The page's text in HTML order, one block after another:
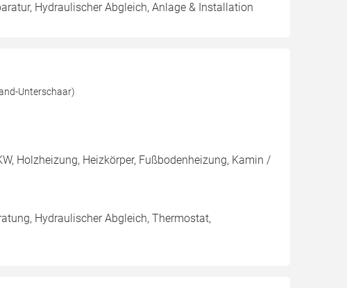
Hydraulischer Abgleich, Anlage & Installation
Unterschaar)
Holzheizung, Heizkörper, Fußbodenheizung, Kamin /
Hydraulischer Abgleich, Thermostat,